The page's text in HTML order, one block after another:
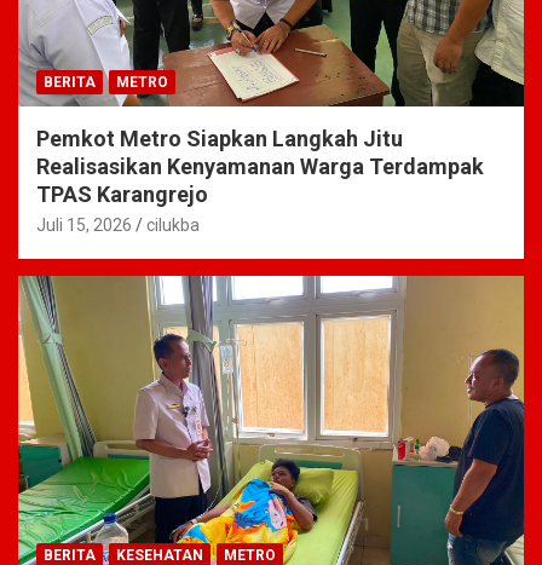
BERITA METRO
Pemkot Metro Siapkan Langkah Jitu
Realisasikan Kenyamanan Warga Terdampak
TPAS Karangrejo
Juli 15, 2026 cilukba
BERITA KESEHATAN METRO